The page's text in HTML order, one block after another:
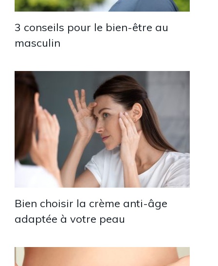
3 conseils pour le bien-être au
masculin
Bien choisir la crème anti-âge
adaptée à votre peau